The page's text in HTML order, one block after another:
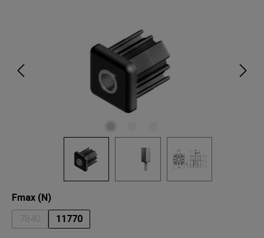
Fmax (N)auswählen
(Diese Option ist zurzeit nicht verfügbar.)
11770